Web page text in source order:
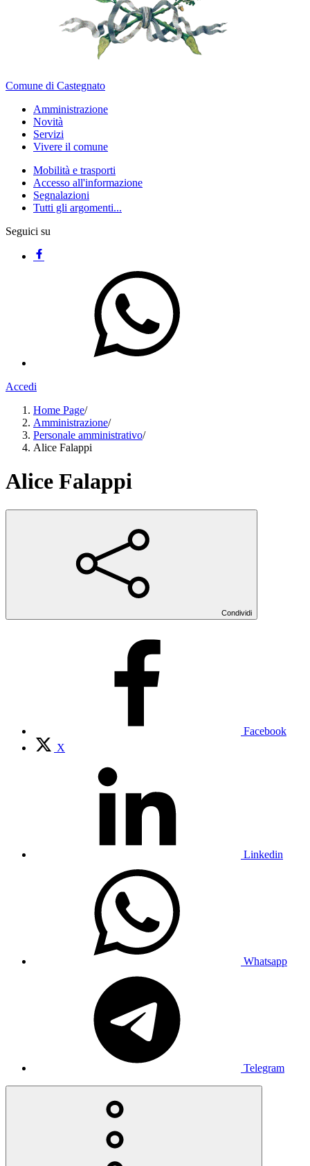
Comune di Castegnato
Amministrazione
Novità
Servizi
Vivere il comune
Mobilità e trasporti
Accesso all'informazione
Segnalazioni
Tutti gli argomenti...
Seguici su
Accedi
Home Page/
Amministrazione/
Personale amministrativo/
Alice Falappi
Alice Falappi
Condividi
Facebook
X
Linkedin
Whatsapp
Telegram